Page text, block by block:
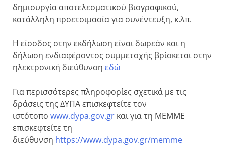
δημιουργία αποτελεσματικού βιογραφικού,
κατάλληλη προετοιμασία για συνέντευξη, κ.λπ.
Η είσοδος στην εκδήλωση είναι δωρεάν και η
δήλωση ενδιαφέροντος συμμετοχής βρίσκεται στην
ηλεκτρονική διεύθυνση εδώ
Για περισσότερες πληροφορίες σχετικά με τις
δράσεις της ΔΥΠΑ επισκεφτείτε τον
ιστότοπο www.dypa.gov.gr και για τη ΜΕΜΜΕ
επισκεφτείτε τη
διεύθυνση https://www.dypa.gov.gr/memme